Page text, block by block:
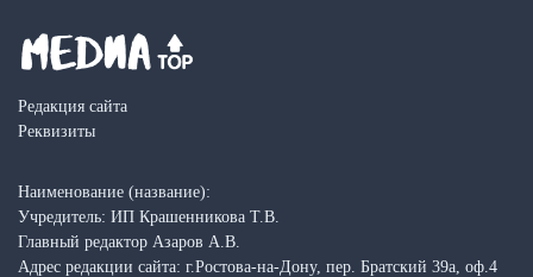
Редакция сайта
Реквизиты
Наименование (название):
Учредитель: ИП Крашенникова Т.В.
Главный редактор Азаров А.В.
Адрес редакции сайта: г.Ростова-на-Дону, пер. Братский 39а, оф.4